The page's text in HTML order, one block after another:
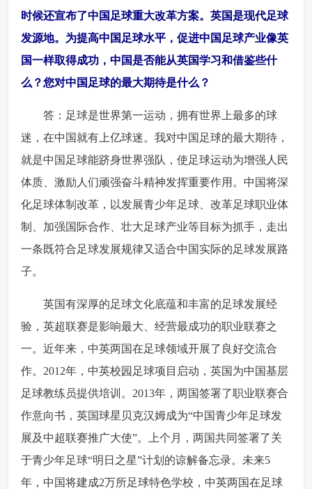
时候还宣布了中国足球重大改革方案。英国是现代足球
发源地。为提高中国足球水平，促进中国足球产业像英
国一样取得成功，中国是否能从英国学习和借鉴些什
么？您对中国足球的最大期待是什么？
答：足球是世界第一运动，拥有世界上最多的球
迷，在中国就有上亿球迷。我对中国足球的最大期待，
就是中国足球能跻身世界强队，使足球运动为增强人民
体质、激励人们顽强奋斗精神发挥重要作用。中国将深
化足球体制改革，以发展青少年足球、改革足球职业体
制、加强国际合作、壮大足球产业等目标为抓手，走出
一条既符合足球发展规律又适合中国实际的足球发展路
子。
英国有深厚的足球文化底蕴和丰富的足球发展经
验，英超联赛是影响最大、经营最成功的职业联赛之
一。近年来，中英两国在足球领域开展了良好交流合
作。2012年，中英校园足球项目启动，英国为中国基层
足球教练员提供培训。2013年，两国签署了职业联赛合
作意向书，英国球星贝克汉姆成为“中国青少年足球发
展及中超联赛推广大使”。上个月，两国共同签署了关
于青少年足球“明日之星”计划的谅解备忘录。未来5
年，中国将建成2万所足球特色学校，中英两国在足球